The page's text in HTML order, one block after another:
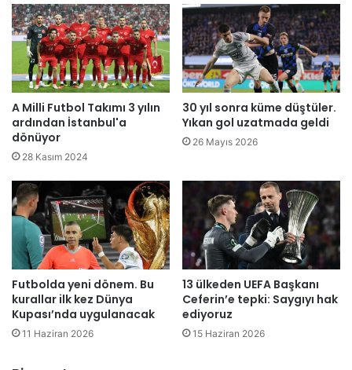
i
c
d
a
h
y
v
a
a
e
t
y
i
r
ı
s
V
r
ü
s
k
o
n
o
l
e
d
e
A Milli Futbol Takımı 3 yılın
ardından İstanbul'a
dönüyor
28 Kasım 2024
30 yıl sonra küme düştüler.
Yıkan gol uzatmada geldi
26 Mayıs 2026
Futbolda yeni dönem. Bu
kurallar ilk kez Dünya
Kupası’nda uygulanacak
11 Haziran 2026
13 ülkeden UEFA Başkanı
Ceferin’e tepki: Saygıyı hak
ediyoruz
15 Haziran 2026